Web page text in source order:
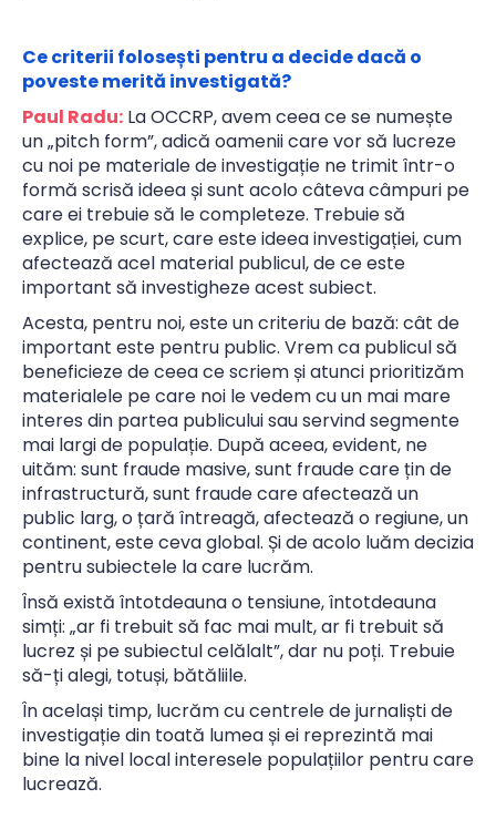
Ce criterii folosești pentru a decide dacă o
poveste merită investigată?
Paul Radu: La OCCRP, avem ceea ce se numește
un „pitch form”, adică oamenii care vor să lucreze
cu noi pe materiale de investigație ne trimit într-o
formă scrisă ideea și sunt acolo câteva câmpuri pe
care ei trebuie să le completeze. Trebuie să
explice, pe scurt, care este ideea investigației, cum
afectează acel material publicul, de ce este
important să investigheze acest subiect.
Acesta, pentru noi, este un criteriu de bază: cât de
important este pentru public. Vrem ca publicul să
beneficieze de ceea ce scriem și atunci prioritizăm
materialele pe care noi le vedem cu un mai mare
interes din partea publicului sau servind segmente
mai largi de populație. După aceea, evident, ne
uităm: sunt fraude masive, sunt fraude care țin de
infrastructură, sunt fraude care afectează un
public larg, o țară întreagă, afectează o regiune, un
continent, este ceva global. Și de acolo luăm decizia
pentru subiectele la care lucrăm.
Însă există întotdeauna o tensiune, întotdeauna
simți: „ar fi trebuit să fac mai mult, ar fi trebuit să
lucrez și pe subiectul celălalt”, dar nu poți. Trebuie
să-ți alegi, totuși, bătăliile.
În același timp, lucrăm cu centrele de jurnaliști de
investigație din toată lumea și ei reprezintă mai
bine la nivel local interesele populațiilor pentru care
lucrează.